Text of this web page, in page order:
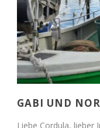
GABI UND
Liebe Cordula, lieber